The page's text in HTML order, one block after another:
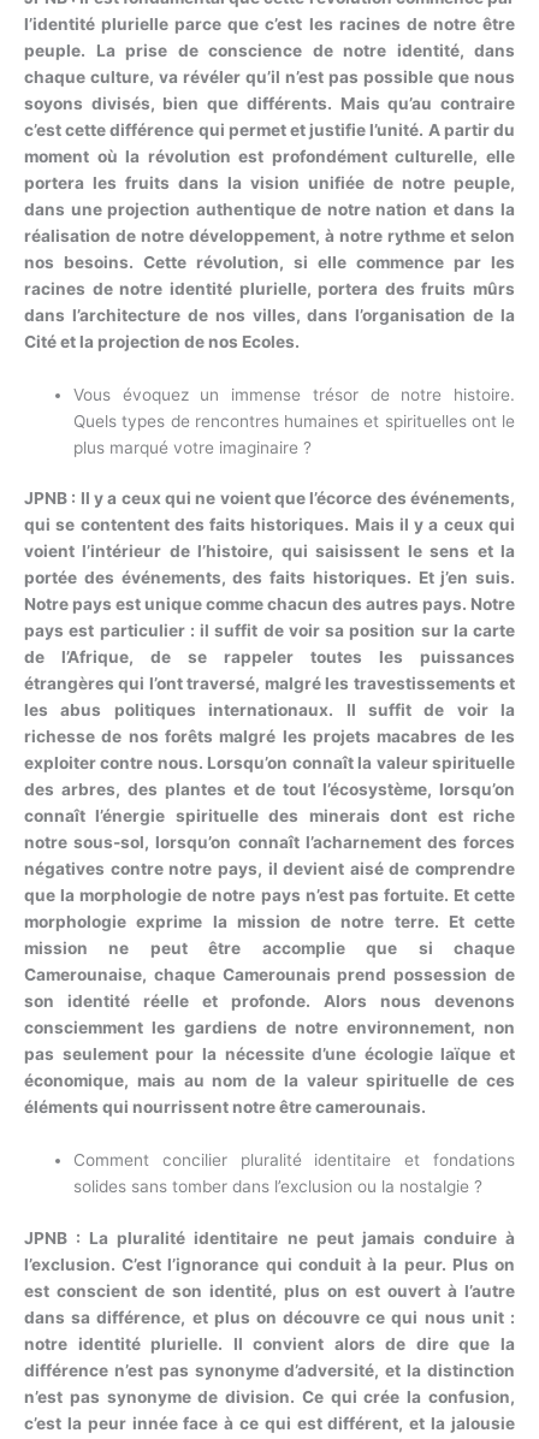
l’identité plurielle parce que c’est les racines de notre être
peuple. La prise de conscience de notre identité, dans
chaque culture, va révéler qu’il n’est pas possible que nous
soyons divisés, bien que différents. Mais qu’au contraire
c’est cette différence qui permet et justifie l’unité. A partir du
moment où la révolution est profondément culturelle, elle
portera les fruits dans la vision unifiée de notre peuple,
dans une projection authentique de notre nation et dans la
réalisation de notre développement, à notre rythme et selon
nos besoins. Cette révolution, si elle commence par les
racines de notre identité plurielle, portera des fruits mûrs
dans l’architecture de nos villes, dans l’organisation de la
Cité et la projection de nos Ecoles.
Vous évoquez un immense trésor de notre histoire.
Quels types de rencontres humaines et spirituelles ont le
plus marqué votre imaginaire ?
JPNB : Il y a ceux qui ne voient que l’écorce des événements,
qui se contentent des faits historiques. Mais il y a ceux qui
voient l’intérieur de l’histoire, qui saisissent le sens et la
portée des événements, des faits historiques. Et j’en suis.
Notre pays est unique comme chacun des autres pays. Notre
pays est particulier : il suffit de voir sa position sur la carte
de l’Afrique, de se rappeler toutes les puissances
étrangères qui l’ont traversé, malgré les travestissements et
les abus politiques internationaux. Il suffit de voir la
richesse de nos forêts malgré les projets macabres de les
exploiter contre nous. Lorsqu’on connaît la valeur spirituelle
des arbres, des plantes et de tout l’écosystème, lorsqu’on
connaît l’énergie spirituelle des minerais dont est riche
notre sous-sol, lorsqu’on connaît l’acharnement des forces
négatives contre notre pays, il devient aisé de comprendre
que la morphologie de notre pays n’est pas fortuite. Et cette
morphologie exprime la mission de notre terre. Et cette
mission ne peut être accomplie que si chaque
Camerounaise, chaque Camerounais prend possession de
son identité réelle et profonde. Alors nous devenons
consciemment les gardiens de notre environnement, non
pas seulement pour la nécessite d’une écologie laïque et
économique, mais au nom de la valeur spirituelle de ces
éléments qui nourrissent notre être camerounais.
Comment concilier pluralité identitaire et fondations
solides sans tomber dans l’exclusion ou la nostalgie ?
JPNB : La pluralité identitaire ne peut jamais conduire à
l’exclusion. C’est l’ignorance qui conduit à la peur. Plus on
est conscient de son identité, plus on est ouvert à l’autre
dans sa différence, et plus on découvre ce qui nous unit :
notre identité plurielle. Il convient alors de dire que la
différence n’est pas synonyme d’adversité, et la distinction
n’est pas synonyme de division. Ce qui crée la confusion,
c’est la peur innée face à ce qui est différent, et la jalousie